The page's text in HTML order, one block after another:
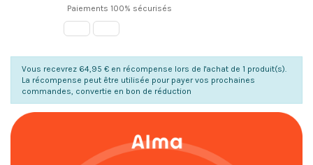
Paiements 100% sécurisés
Vous recevrez 64,95 € en récompense lors de l'achat de 1 produit(s).
La récompense peut être utilisée pour payer vos prochaines
commandes, convertie en bon de réduction